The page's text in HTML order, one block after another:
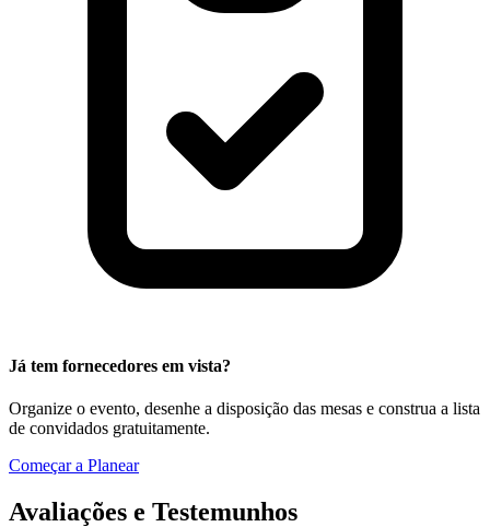
Já tem fornecedores em vista?
Organize o evento, desenhe a disposição das mesas e construa a lista
de convidados gratuitamente.
Começar a Planear
Avaliações e Testemunhos